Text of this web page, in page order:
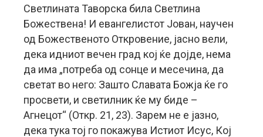
Светлината Таворска била Светлина
Божествена! И евангелистот Јован, научен
од Божественото Откровение, јасно вели,
дека идниот вечен град кој ќе дојде, нема
да има „потреба од сонце и месечина, да
светат во него: Зашто Славата Божја ќе го
просвети, и светилник ќе му биде –
Агнецот“ (Откр. 21, 23). Зарем не е јазно,
дека тука тој го покажува Истиот Исус, Кој